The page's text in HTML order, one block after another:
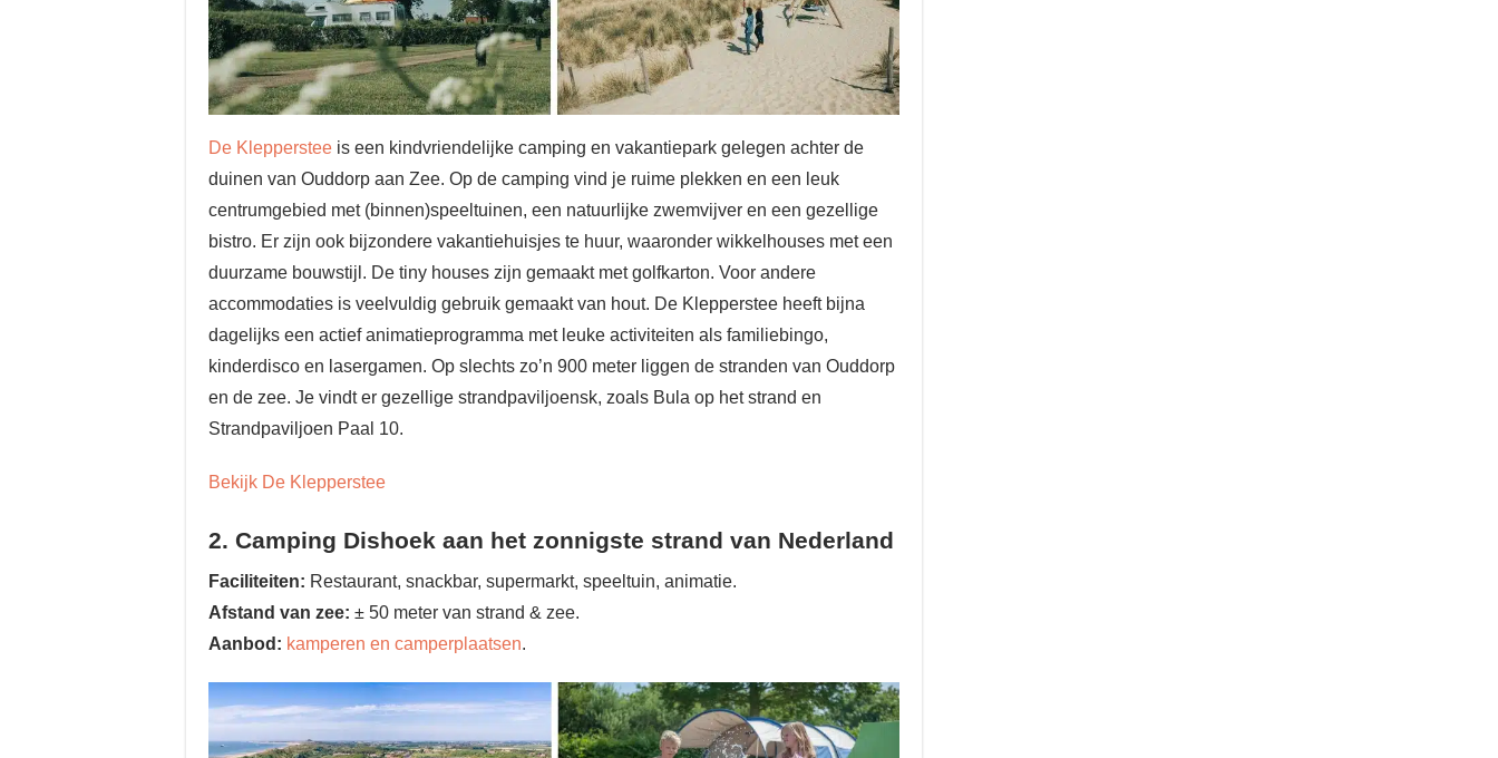
De Klepperstee is een kindvriendelijke camping en vakantiepark gelegen achter de
duinen van Ouddorp aan Zee. Op de camping vind je ruime plekken en een leuk
centrumgebied met (binnen)speeltuinen, een natuurlijke zwemvijver en een gezellige
bistro. Er zijn ook bijzondere vakantiehuisjes te huur, waaronder wikkelhouses met een
duurzame bouwstijl. De tiny houses zijn gemaakt met golfkarton. Voor andere
accommodaties is veelvuldig gebruik gemaakt van hout. De Klepperstee heeft bijna
dagelijks een actief animatieprogramma met leuke activiteiten als familiebingo,
kinderdisco en lasergamen. Op slechts zo’n 900 meter liggen de stranden van Ouddorp
en de zee. Je vindt er gezellige strandpaviljoensk, zoals Bula op het strand en
Strandpaviljoen Paal 10.
Bekijk De Klepperstee
2. Camping Dishoek aan het zonnigste strand van Nederland
Faciliteiten: Restaurant, snackbar, supermarkt, speeltuin, animatie.
Afstand van zee: ± 50 meter van strand & zee.
Aanbod: kamperen en camperplaatsen.